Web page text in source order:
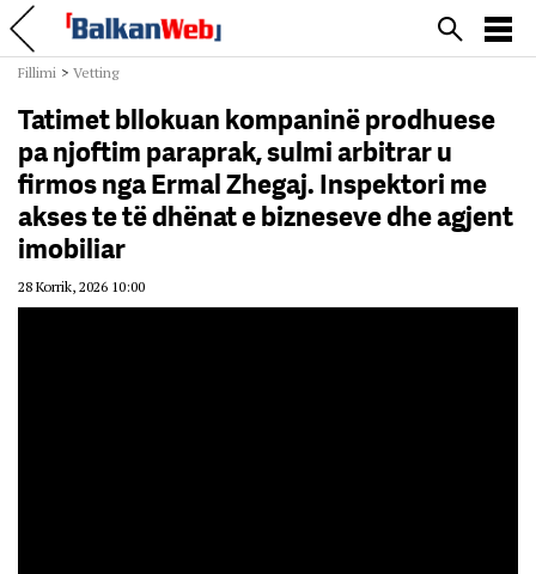
Fillimi > Vetting
Tatimet bllokuan kompaninë prodhuese
pa njoftim paraprak, sulmi arbitrar u
firmos nga Ermal Zhegaj. Inspektori me
akses te të dhënat e bizneseve dhe agjent
imobiliar
28 Korrik, 2026 10:00